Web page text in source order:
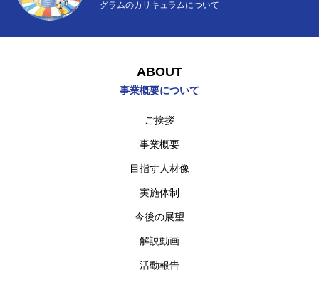
グラムのカリキュラムについて
ABOUT
事業概要について
ご挨拶
事業概要
目指す人材像
実施体制
今後の展望
解説動画
活動報告